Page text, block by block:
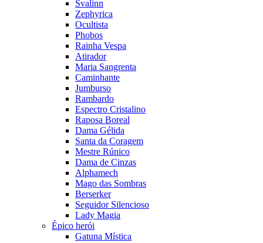
Svalinn
Zephyrica
Ocultista
Phobos
Rainha Vespa
Atirador
Maria Sangrenta
Caminhante
Jumburso
Rambardo
Espectro Cristalino
Raposa Boreal
Dama Gélida
Santa da Coragem
Mestre Rúnico
Dama de Cinzas
Alphamech
Mago das Sombras
Berserker
Seguidor Silencioso
Lady Magia
Épico herói
Gatuna Mística